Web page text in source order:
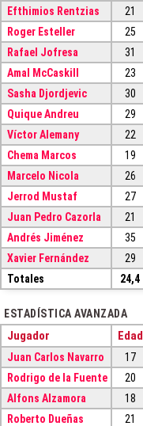
Efthimios Rentzias
21
Roger Esteller
25
Rafael Jofresa
31
Amal McCaskill
23
Sasha Djordjevic
30
Quique Andreu
29
Víctor Alemany
22
Chema Marcos
19
Marcelo Nicola
26
Jerrod Mustaf
27
Juan Pedro Cazorla
21
Andrés Jiménez
35
Xavier Fernández
29
Totales
24,4
ESTADÍSTICA AVANZADA
Jugador Edad
Juan Carlos Navarro 17
Rodrigo de la Fuente
20
Alfons Alzamora
18
Roberto Dueñas
21